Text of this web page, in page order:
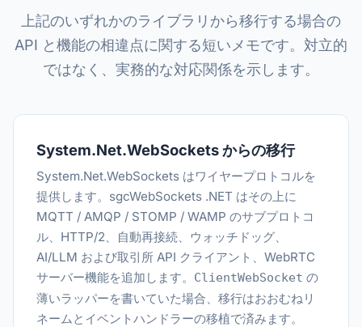
上記のいずれかのライブラリから移行する場合の
API と機能の相違点に関する短いメモです。対立的
ではなく、実務的な対応関係を示します。
System.Net.WebSockets からの移行
System.Net.WebSockets はワイヤープロトコルを
提供します。sgcWebSockets .NET はその上に
MQTT / AMQP / STOMP / WAMP のサブプロトコ
ル、HTTP/2、自動再接続、ウォッチドッグ、
AI/LLM および取引所 API クライアント、WebRTC
サーバー機能を追加します。 ClientWebSocket の
薄いラッパーを書いていた場合、移行はおおむねリ
ネームとイベントハンドラーの移植で済みます。